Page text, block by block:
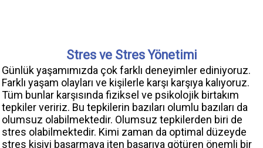
Stres ve Stres Yönetimi
Günlük yaşamımızda çok farklı deneyimler ediniyoruz.
Farklı yaşam olayları ve kişilerle karşı karşıya kalıyoruz.
Tüm bunlar karşısında fiziksel ve psikolojik birtakım
tepkiler veririz. Bu tepkilerin bazıları olumlu bazıları da
olumsuz olabilmektedir. Olumsuz tepkilerden biri de
stres olabilmektedir. Kimi zaman da optimal düzeyde
stres kişiyi başarmaya iten başarıya götüren önemli bir